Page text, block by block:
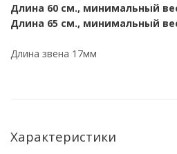
Длина 60 см., минимальный
Длина 65 см., минимальный
Длина звена 17мм
Характеристики